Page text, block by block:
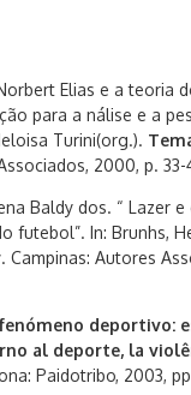
Elias e a teoria
para a nálise e a
Turini(org.).
2000, p. 33-
Baldy dos. “ Lazer e
futebol”. In: Brunhs,
. Campinas: Autores
deportivo:
al deporte, la
Paidotribo, 2003,